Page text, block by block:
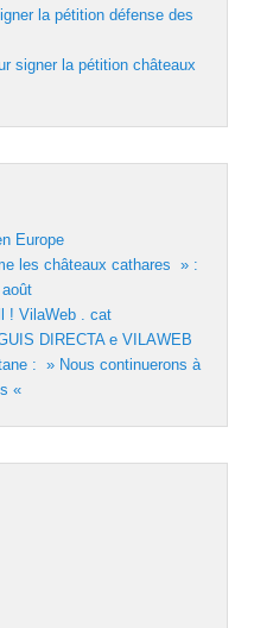
la pétition défense des
signer la pétition châteaux
Europe
les châteaux cathares » :
! VilaWeb . cat
DIRECTA e VILAWEB
: » Nous continuerons à
«